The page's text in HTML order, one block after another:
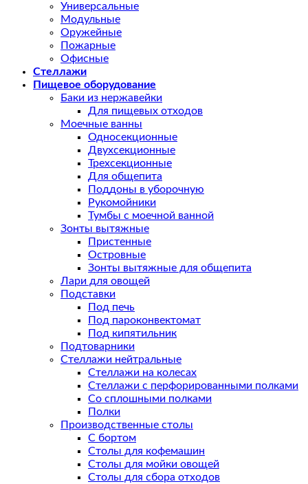
Универсальные
Модульные
Оружейные
Пожарные
Офисные
Стеллажи
Пищевое оборудование
Баки из нержавейки
Для пищевых отходов
Моечные ванны
Односекционные
Двухсекционные
Трехсекционные
Для общепита
Поддоны в уборочную
Рукомойники
Тумбы с моечной ванной
Зонты вытяжные
Пристенные
Островные
Зонты вытяжные для общепита
Лари для овощей
Подставки
Под печь
Под пароконвектомат
Под кипятильник
Подтоварники
Стеллажи нейтральные
Стеллажи на колесах
Стеллажи с перфорированными полками
Со сплошными полками
Полки
Производственные столы
С бортом
Столы для кофемашин
Столы для мойки овощей
Столы для сбора отходов